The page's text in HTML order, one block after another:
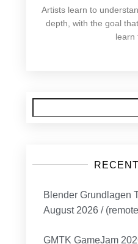
Artists learn to
depth, with the goal
learn
for:
Blender Grundlagen
August 2026 /
GMTK GameJam